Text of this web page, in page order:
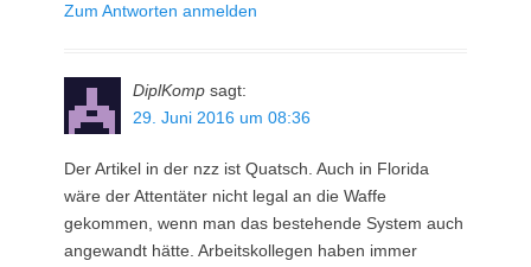
Zum Antworten anmelden
DiplKomp sagt:
29. Juni 2016 um 08:36
Der Artikel in der nzz ist Quatsch. Auch in Florida
wäre der Attentäter nicht legal an die Waffe
gekommen, wenn man das bestehende System auch
angewandt hätte. Arbeitskollegen haben immer